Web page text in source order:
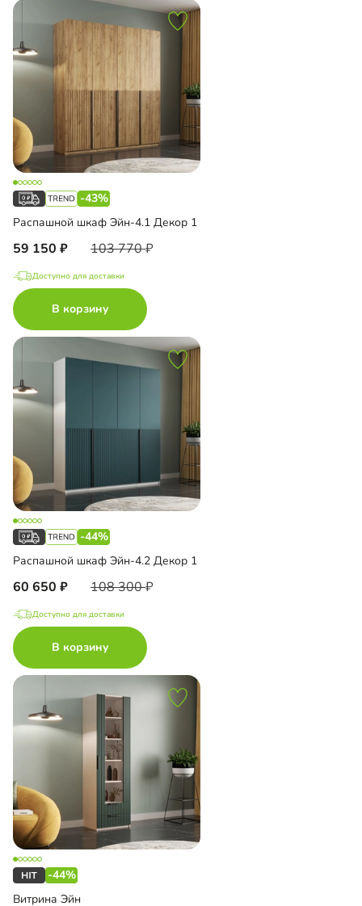
-43%
Распашной шкаф Эйн-4.1 Декор 1
59 150 103 770
Доступно для доставки
В корзину
-44%
Распашной шкаф Эйн-4.2 Декор 1
60 650 108 300
Доступно для доставки
В корзину
-44%
Витрина Эйн